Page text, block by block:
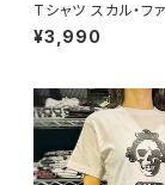
Tシャツ スカル・フ
猫 イエロー ゴール
ドクロ スカル ネコ
-04ye
¥3,990